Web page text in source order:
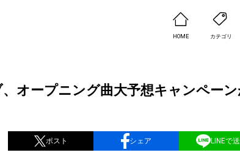
HOME カテゴリ
オープニング曲大予想キャンペー
ポスト シェア LINEで